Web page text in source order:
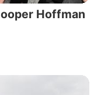
Hoffman